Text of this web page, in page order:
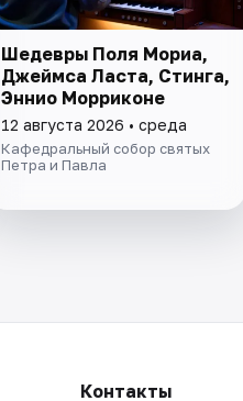
Шедевры Поля Мориа,
Джеймса Ласта, Стинга,
Эннио Морриконе
12 августа 2026 • среда
Кафедральный собор святых
Петра и Павла
Контакты